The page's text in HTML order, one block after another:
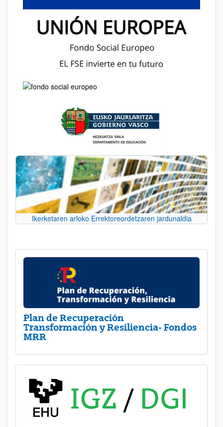
Ikerketaren arloko Errektoreordetzaren jardunaldia
Plan de Recuperación
Transformación y Resiliencia- Fondos
MRR